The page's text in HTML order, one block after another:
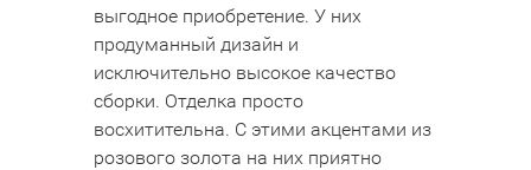
выгодное приобретение. У них
продуманный дизайн и
исключительно высокое качество
сборки. Отделка просто
восхитительна. С этими акцентами из
розового золота на них приятно